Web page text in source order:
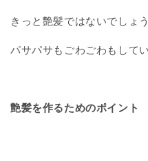
きっと艶髪ではないでしょう
パサパサもごわごわもして
艶髪を作るためのポイント